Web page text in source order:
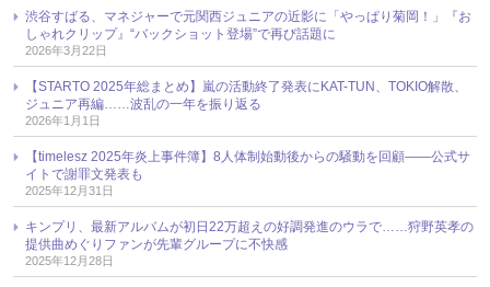
渋谷すばる、マネジャーで元関西ジュニアの近影に「やっぱり菊岡！」『お
しゃれクリップ』“バックショット登場”で再び話題に
2026年3月22日
【STARTO 2025年総まとめ】嵐の活動終了発表にKAT-TUN、TOKIO解散、
ジュニア再編……波乱の一年を振り返る
2026年1月1日
【timelesz 2025年炎上事件簿】8人体制始動後からの騒動を回顧――公式サ
イトで謝罪文発表も
2025年12月31日
キンプリ、最新アルバムが初日22万超えの好調発進のウラで……狩野英孝の
提供曲めぐりファンが先輩グループに不快感
2025年12月28日